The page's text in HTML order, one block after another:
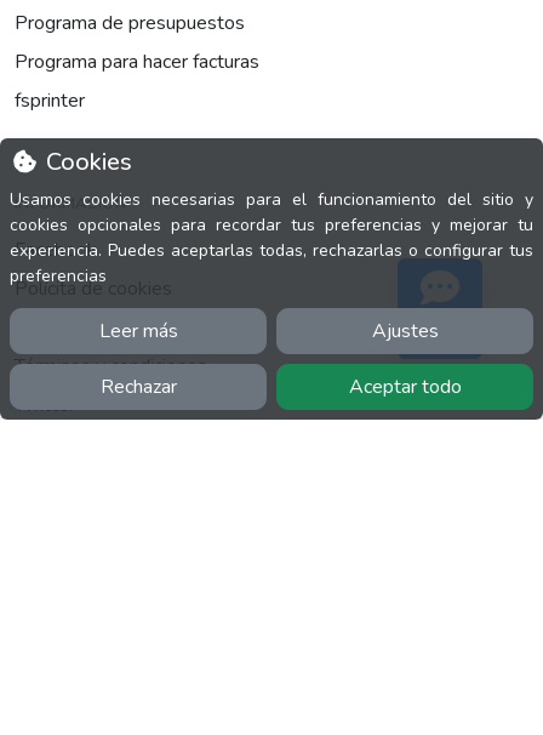
Cookies
Usamos cookies necesarias para el funcionamiento del sitio y
cookies opcionales para recordar tus preferencias y mejorar tu
experiencia. Puedes aceptarlas todas, rechazarlas o configurar tus
preferencias
Leer más Ajustes
Rechazar Aceptar todo
Programa de presupuestos
Programa para hacer facturas
fsprinter
INFORMACIÓN
Facebook
Polícita de cookies
Política de privacidad
Términos y condiciones
Twitter
Soporte